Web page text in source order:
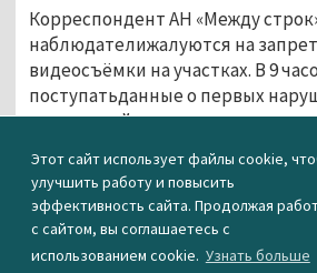
Этот сайт использует файлы cookie,
улучшить работу и повысить
эффективность сайта. Продолжая
с сайтом, вы соглашаетесь с
использованием cookie. Узнать больше
Корреспондент АН «Между
наблюдателижалуются на
видеосъёмки на участках. В 9
поступатьданные о первых
незаконной агитации прямо на
избирательныхучастках. В этом
«Партия пенсионеров» - её
стикерыраспространялись на
На участки
№ 1782,1785, которые находятся